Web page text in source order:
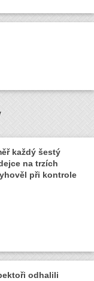
každý šestý
na trzích
při kontrole
odhalili